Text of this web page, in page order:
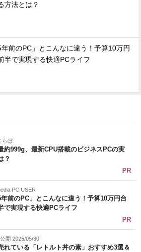
方法とは？
年前のPC」とこんなに違う！予算10万円
半で実現する快適PCライフ
らぼ
約999g、最新CPU搭載のビジネスPCの実
？
PR
PC USER
年前のPC」とこんなに違う！予算10万円台
で実現する快適PCライフ
PR
公開 2025/05/30
れている「レトルト丼の素」おすすめ3選＆